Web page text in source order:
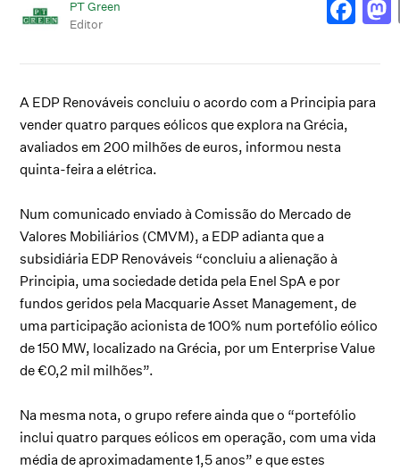
PT Green
Editor
A EDP Renováveis concluiu o acordo com a Principia para
vender quatro parques eólicos que explora na Grécia,
avaliados em 200 milhões de euros, informou nesta
quinta-feira a elétrica.
Num comunicado enviado à Comissão do Mercado de
Valores Mobiliários (CMVM), a EDP adianta que a
subsidiária EDP Renováveis “concluiu a alienação à
Principia, uma sociedade detida pela Enel SpA e por
fundos geridos pela Macquarie Asset Management, de
uma participação acionista de 100% num portefólio eólico
de 150 MW, localizado na Grécia, por um Enterprise Value
de €0,2 mil milhões”.
Na mesma nota, o grupo refere ainda que o “portefólio
inclui quatro parques eólicos em operação, com uma vida
média de aproximadamente 1,5 anos” e que estes